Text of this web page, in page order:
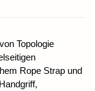
Topologie
Rope Strap und